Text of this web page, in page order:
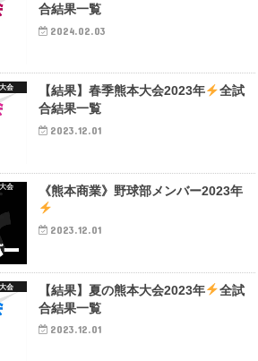
合結果一覧
2024.02.03
会 【結果】春季熊本大会2023年
全試
合結果一覧
2023.12.01
会 《熊本商業》野球部メンバー2023年
2023.12.01
会 【結果】夏の熊本大会2023年
全試
合結果一覧
2023.12.01